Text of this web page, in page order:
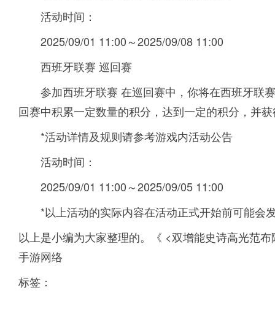
活动时间：
2025/09/01 11:00～2025/09/08 11:00
西班牙联赛 巡回赛
参加西班牙联赛 在巡回赛中，你将在西班牙联
回赛中积累一定数量的积分，达到一定的积分，并
*活动详情及规则请参考游戏内活动公告
活动时间：
2025/09/01 11:00～2025/09/05 11:00
*以上活动的实际内容在活动正式开始前可能会
以上是小编为大家整理的。《 <双增能史诗高光范
手游网络
标签：